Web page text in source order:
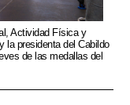
Actividad Física y
la presidenta del Cabildo
de las medallas del